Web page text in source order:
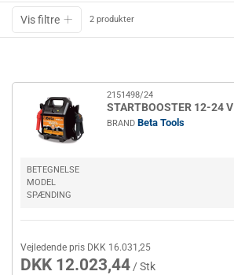
Vis filtre 2 produkter
2151498/24
STARTBOOSTER 12-24 V
BRAND Beta Tools
BETEGNELSE
MODEL
SPÆNDING
Vejledende pris DKK 16.031,25
DKK 12.023,44 / Stk